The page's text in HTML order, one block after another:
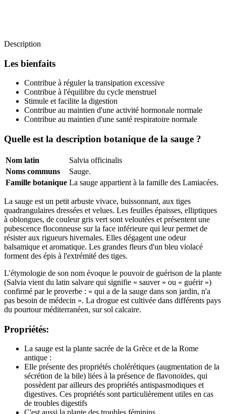
Description
Les bienfaits
Contribue à réguler la transipation excessive
Contribue à l'équilibre du cycle menstruel
Stimule et facilite la digestion
Contribue au maintien d'une activité hormonale normale
Contribue au maintien d'une santé respiratoire normale
Quelle est la description botanique de la sauge ?
Nom latin
Salvia officinalis
Noms communs
Sauge.
Famille botanique La sauge appartient à la famille des Lamiacées.
La sauge est un petit arbuste vivace, buissonnant, aux tiges
quadrangulaires dressées et velues. Les feuilles épaisses, elliptiques
à oblongues, de couleur gris vert sont veloutées et présentent une
pubescence floconneuse sur la face inférieure qui leur permet de
résister aux rigueurs hivernales. Elles dégagent une odeur
balsamique et aromatique. Les grandes fleurs d'un bleu violacé
forment des épis à l'extrémité des tiges.
L'étymologie de son nom évoque le pouvoir de guérison de la plante
(Salvia vient du latin salvare qui signifie « sauver » ou « guérir »)
confirmé par le proverbe : « qui a de la sauge dans son jardin, n'a
pas besoin de médecin ». La drogue est cultivée dans différents pays
du pourtour méditerranéen, sur sol calcaire.
Propriétés:
La sauge est la plante sacrée de la Grèce et de la Rome
antique :
Elle présente des propriétés cholérétiques (augmentation de la
sécrétion de la bile) liées à la présence de flavonoïdes, qui
possèdent par ailleurs des propriétés antispasmodiques et
digestives. Ces propriétés sont particulièrement utiles en cas
de troubles digestifs